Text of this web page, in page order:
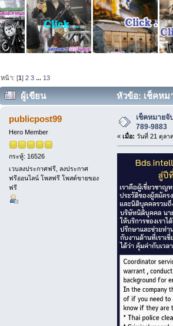
หน้า: [1]2 3 ... 13
ผู้เขียน หัวข้อ: เช็คหม
publicpost99
Hero Member
กระทู้: 16526
เวบลงประกาศฟรี, ลงประกาศ
ฟรีออนไลน์ โพสฟรี โพสต์ขายของ
ฟรี
เช็คหมาย
789-9883
« เมื่อ: วันที่ 21 ตุลา